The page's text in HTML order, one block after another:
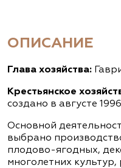
ОПИСАНИЕ
Глава хозяйства:
Крестьянское
создано в августе
Основной
выбрано
плодово-ягодных,
многолетних